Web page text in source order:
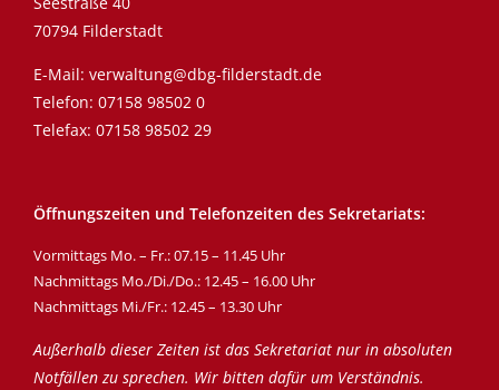
70794 Filderstadt
E-Mail: verwaltung@dbg-filderstadt.de
Telefon: 07158 98502 0
Telefax: 07158 98502 29
Öffnungszeiten und Telefonzeiten des Sekretariats:
Vormittags Mo. – Fr.: 07.15 – 11.45 Uhr
Nachmittags Mo./Di./Do.: 12.45 – 16.00 Uhr
Nachmittags Mi./Fr.: 12.45 – 13.30 Uhr
Außerhalb dieser Zeiten ist das Sekretariat nur in absoluten
Notfällen zu sprechen. Wir bitten dafür um Verständnis.